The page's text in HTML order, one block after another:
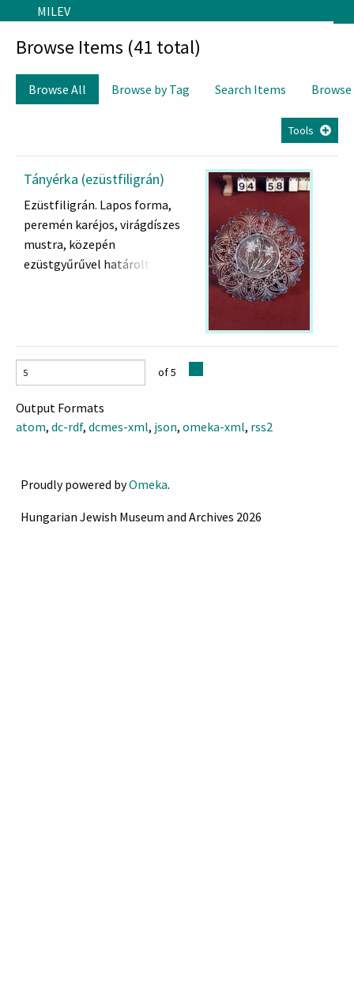
Skip to main content
MILEV
Browse Items (41 total)
Browse All Browse by Tag Search Items
Tools
Tányérka (ezüstfiligrán)
Ezüstfiligrán. Lapos forma,
peremén karéjos, virágdíszes
mustra, közepén
ezüstgyűrűvel határolt
of 5
Output Formats
atom, dc-rdf, dcmes-xml, json, omeka-xml, rss2
Proudly powered byOmeka.
Hungarian Jewish Museum and Archives 2026